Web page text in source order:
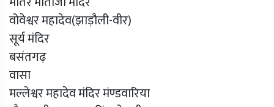
वोवेश्वर महादेव(झाड़ौली-वीर)
सूर्य मंदिर
बसंतगढ़
वासा
मल्लेश्वर महादेव मंदिर मंण्डवारिया